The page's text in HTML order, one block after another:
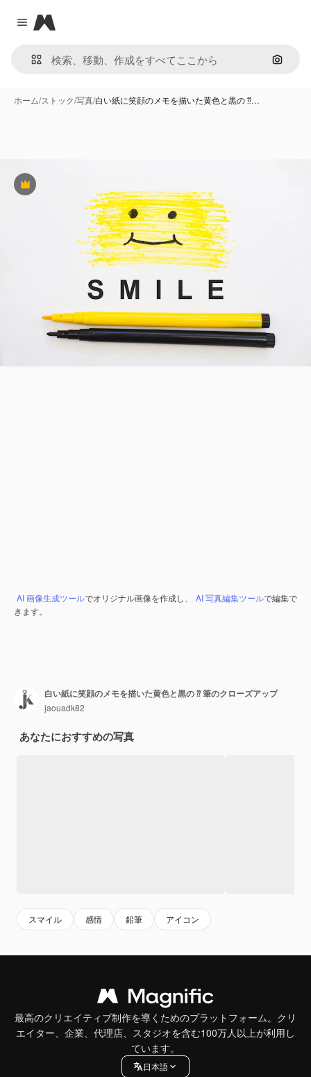
Close menu
Magnific
画像で
ホーム/ストック/写真/白い紙に笑顔のメモを描いた黄色と黒の ⁇…
Premium
AI 画像生成ツールでオリジナル画像を作成し、 AI 写真編集ツールで編集で
きます。
白い紙に笑顔のメモを描いた黄色と黒の ⁇ 筆のクローズアップ
jaouadk82
あなたにおすすめの写真
スマイル 感情 鉛筆 アイコン
最高のクリエイティブ制作を導くためのプラットフォーム。クリ
エイター、企業、代理店、スタジオを含む100万人以上が利用し
ています。
日本語